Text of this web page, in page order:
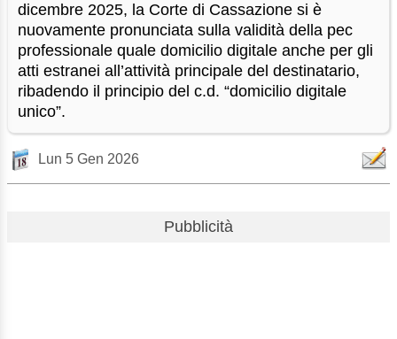
dicembre 2025, la Corte di Cassazione si è
nuovamente pronunciata sulla validità della pec
professionale quale domicilio digitale anche per gli
atti estranei all’attività principale del destinatario,
ribadendo il principio del c.d. “domicilio digitale
unico”.
Lun 5 Gen 2026
Pubblicità